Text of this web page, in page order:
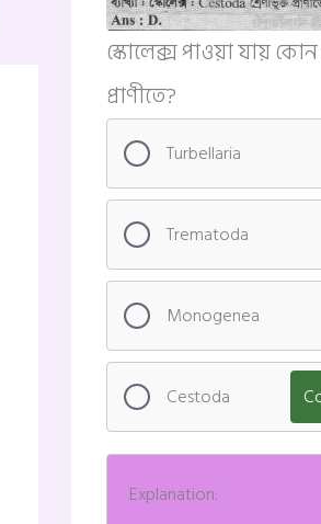
স্কোলেক্স পাওয়া যায় কোন
প্রাণীতে?
Turbellaria
Trematoda
Monogenea
Cestoda
Explanation: